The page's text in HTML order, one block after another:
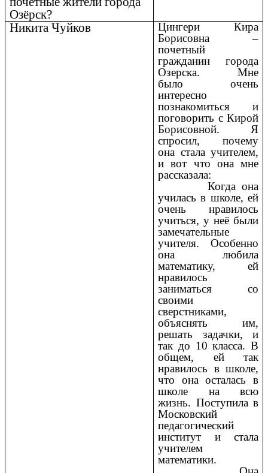
Озёрск?
Никита Чуйков
Цингери Кира
Борисовна –
почетный
гражданин города
Озерска. Мне
было очень
интересно
познакомиться и
поговорить с Кирой
Борисовной. Я
спросил, почему
она стала учителем,
и вот что она мне
рассказала:
Когда она
училась в школе, ей
очень нравилось
учиться, у неё были
замечательные
учителя. Особенно
она любила
математику, ей
нравилось
заниматься со
своими
сверстниками,
объяснять им,
решать задачки, и
так до 10 класса. В
общем, ей так
нравилось в школе,
что она осталась в
школе на всю
жизнь. Поступила в
Московский
педагогический
институт и стала
учителем
математики.